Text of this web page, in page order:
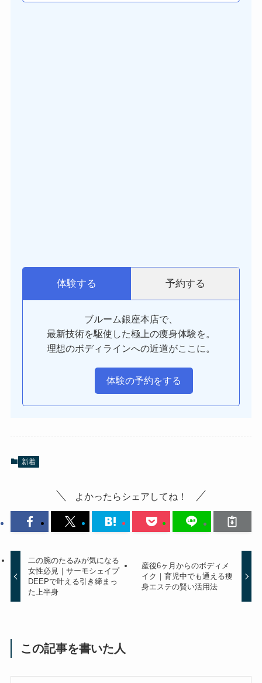
体験する 予約する
ブルーム銀座本店で、
最新技術を駆使した極上の痩身体験を。
理想のボディラインへの近道がここに。
体験の予約をする
新着
よかったらシェアしてね！
二の腕のたるみが気になる
女性必見｜サーモシェイプ
DEEPで叶える引き締まっ
た上半身
産後6ヶ月からのボディメ
イク｜育児中でも通える痩
身エステの賢い活用法
この記事を書いた人